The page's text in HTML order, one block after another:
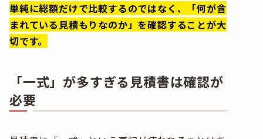
単純に総額だけで比較するのではなく、「何が含
まれている見積もりなのか」を確認することが大
切です。
「一式」が多すぎる見積書は確認が
必要